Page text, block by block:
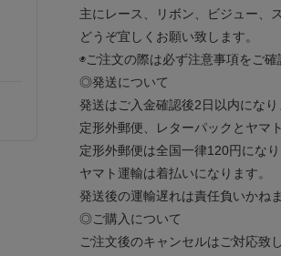
主にレース、リボン、ビジュー、
どうぞ宜しくお願い致します。
◉ご注文の際は必ず注意事項をご確
◎発送について
発送はご入金確認後2日以内になり
定形外郵便、レターパックとヤマ
定形外郵便は全国一律120円になり
ヤマト運輸は着払いになります。
発送後の運輸遅れは責任負いかね
◎ご購入について
ご注文後のキャンセルはご対応致